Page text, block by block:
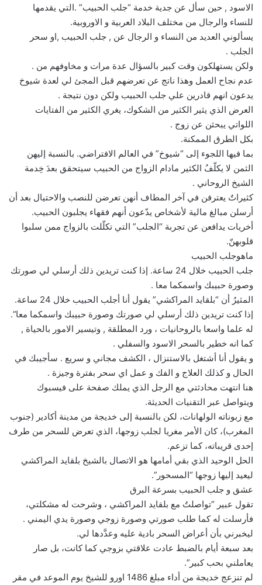
الاسود , حين سأل عن جدية خدمة “جلب الحبيب” .التي يقدمها
للنساء والرجال من مختلف البلاد العربية و الاوروبية.
يسألوني العديد من النساء و الرجال عن , جلب الحبيب ,او سحر
الجلب .
ولكن يستهلكون وقت كبير بالسؤال عدة مرات و مخاوفهم من .
عدم نجاح العمل وهذا ناتج عن تعرضهم قبل المجئ لي لعدة شيوخ
يدعون انهم قادرين علي جلب الحبيب ولكن دون نتيجة .
العرض الذي يثير الكثير من الشكوك، يغري الكثير من الفتايات
اللواتي يبحثن عن زوج .
بكل الطرق الممكنة.
بما فيها اللجوء إلى “شيوخ” في العالم الافتراضي. بالنسبة إليهن
الثمن لا يكلّفُ الكثير مادام الزواج من الحبيب سيتحقق بعدَ خِدمة
الشيخ الروحاني .
كثيراتٌ يعترفن في آخر المطاف أنهن تعرضن للنصب والاحتيال بعد أن
أرسلن مبالغ مالية لأشخاص يدّعون أنهم فقهاء يجلبون الحبيب.
أخريات يدافعن عن تجربة “الجلب” التي تكلّلت بالزواج ممن سلبوا
قلوبهنّ.
ماهوجلب الحبيب
جلب الحبيب خلال 24 ساعة. إذا كنت تريدين ذلك أرسلي لي صورتك
وصورة حبيبك واسمكما معا .
المثيرُ أن “بلقايد المراكشي” يقول أنا أجلب الحبيب خلال 24 ساعة.
إذا كنت تريدين ذلك أرسلي لي صورتك وصورة حبيبك واسمكما معا”.
له علما واسعا بالروحانيات ، ورد المطلقة , وتيسير الامور بالحياة ,
كما انه خطير بالسحر الاسود والسفلي .
و يقول أنا أشتغل بالاستنزال ، الكشف مجاني و سريع . سأجيبك في
الحال و كذلك العلاج و الفك و عمل اي سحر بفترة وجيزة .
هنا انتهت محادثتي مع الرجل الذي يملك صفحة على فيسبوك
ويتواصل عبر التقنيات الحديثة.
مع زبوناته الولهانات، لكن بالنسبة إلى خديجة من مدينة أكادير (جنوب
المغرب)، كان الأمر مغريا لجلب زوجها، الذي تعرض للسحر من طرف
إحدى قريباته، كما تزعم.
الحل الوحيد الذي بقي أمامها هو الاتصال بالشيخ بلقايد المراكشي
ليعيد إليها زوجها “المسحور”.
عشق و جلب الحبيب بسرعة البرق
تقول عبير “تواصلتُ مع بلقايد المراكشي ، وشرحت له مشكلتي،
فأرسلت له كما طلب صورتي وصورة زوجي وصورة يدي اليمني .
ليخبرني بأن أعراض السحر بادية عليه وعدَّدها لي.
بعد سبعة أيام بالضبط عادت علاقتي بزوجي كما كانت، بل صار
يعاملني بحب كبير”.
لم تنزعج خديجة من أداء مبلغ 1486 اورو للشيخ يوم الموعد في مقر